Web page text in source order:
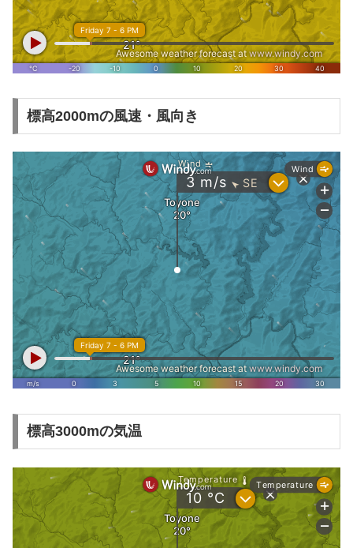
標高2000mの風速・風向き
標高3000mの気温